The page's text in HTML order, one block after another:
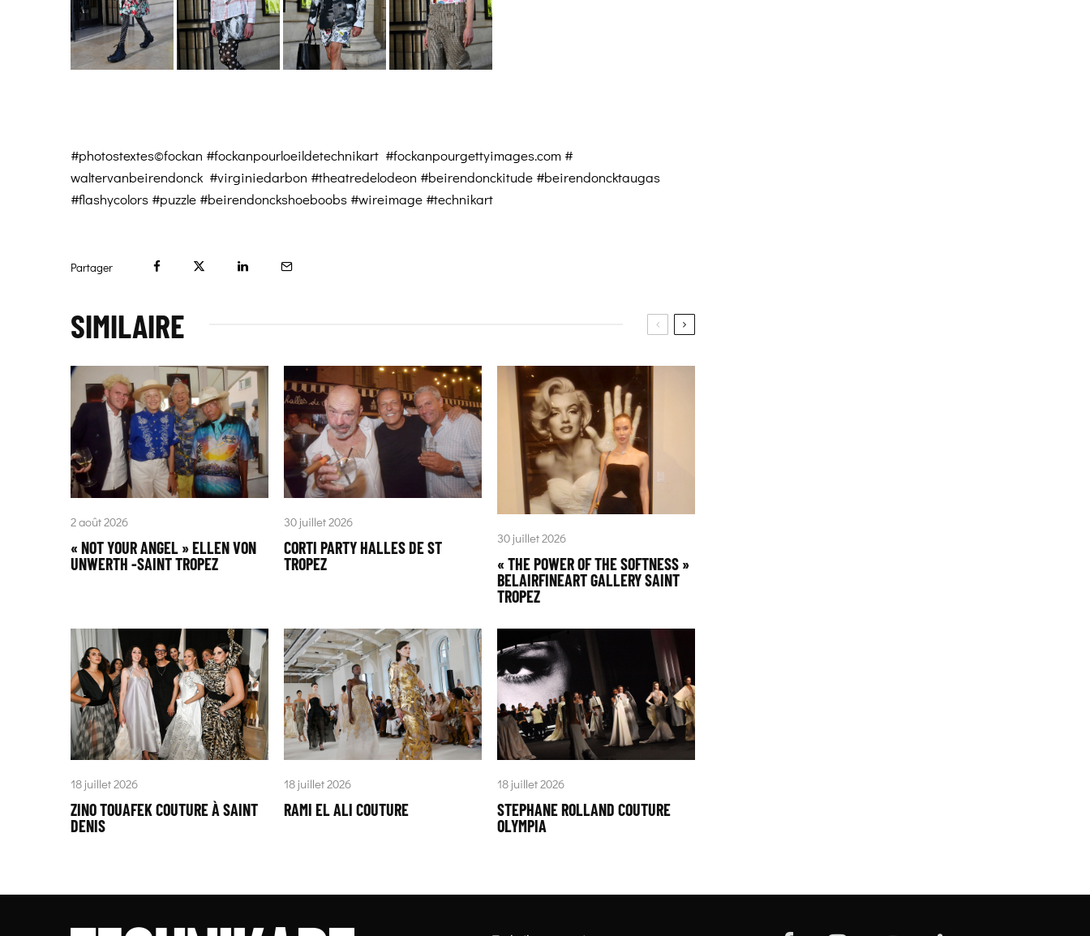
#photostextes©fockan #fockanpourloeildetechnikart #fockanpourgettyimages.com #
waltervanbeirendonck #virginiedarbon #theatredelodeon #beirendonckitude #beirendoncktaugas
#flashycolors #puzzle #beirendonckshoeboobs #wireimage #technikart
Partager
SIMILAIRE
2 août 2026
« NOT YOUR ANGEL » ELLEN VON
UNWERTH -SAINT TROPEZ
30 juillet 2026
CORTI PARTY HALLES DE ST
TROPEZ
30 juillet 2026
« THE POWER OF THE SOFTNESS »
BELAIRFINEART GALLERY SAINT
TROPEZ
18 juillet 2026
ZINO TOUAFEK COUTURE À SAINT
DENIS
18 juillet 2026
RAMI EL ALI COUTURE
18 juillet 2026
STEPHANE ROLLAND COUTURE
OLYMPIA